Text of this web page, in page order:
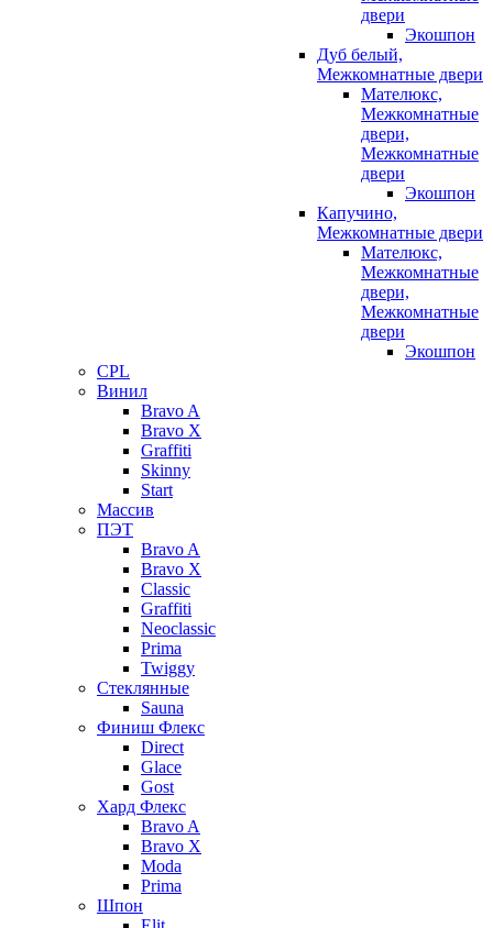
двери
Экошпон
Дуб белый,
Межкомнатные двери
Мателюкс,
Межкомнатные
двери,
Межкомнатные
двери
Экошпон
Капучино,
Межкомнатные двери
Мателюкс,
Межкомнатные
двери,
Межкомнатные
двери
Экошпон
CPL
Винил
Bravo A
Bravo X
Graffiti
Skinny
Start
Массив
ПЭТ
Bravo A
Bravo X
Classic
Graffiti
Neoclassic
Prima
Twiggy
Стеклянные
Sauna
Финиш Флекс
Direct
Glace
Gost
Хард Флекс
Bravo A
Bravo X
Moda
Prima
Шпон